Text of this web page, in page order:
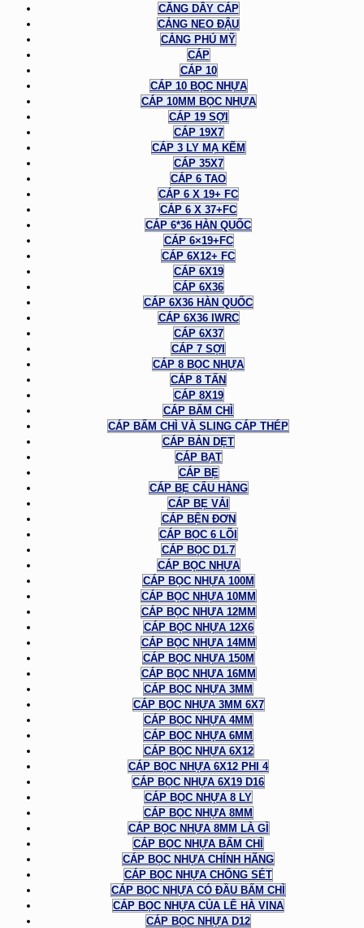
CĂNG DÂY CÁP
CẢNG NEO ĐẬU
CẢNG PHÚ MỸ
CÁP
CÁP 10
CÁP 10 BỌC NHỰA
CÁP 10MM BỌC NHỰA
CÁP 19 SỢI
CÁP 19X7
CÁP 3 LY MẠ KẼM
CÁP 35X7
CÁP 6 TAO
CÁP 6 X 19+ FC
CÁP 6 X 37+FC
CÁP 6*36 HÀN QUỐC
CÁP 6×19+FC
CÁP 6X12+ FC
CÁP 6X19
CÁP 6X36
CÁP 6X36 HÀN QUỐC
CÁP 6X36 IWRC
CÁP 6X37
CÁP 7 SỢI
CÁP 8 BỌC NHỰA
CÁP 8 TẤN
CÁP 8X19
CÁP BẤM CHÌ
CÁP BẤM CHÌ VÀ SLING CÁP THÉP
CÁP BẢN DẸT
CÁP BẠT
CÁP BẸ
CÁP BẸ CẨU HÀNG
CÁP BẸ VẢI
CÁP BỆN ĐƠN
CÁP BỌC 6 LÕI
CÁP BỌC D1.7
CÁP BỌC NHỰA
CÁP BỌC NHỰA 100M
CÁP BỌC NHỰA 10MM
CÁP BỌC NHỰA 12MM
CÁP BỌC NHỰA 12X6
CÁP BỌC NHỰA 14MM
CÁP BỌC NHỰA 150M
CÁP BỌC NHỰA 16MM
CÁP BỌC NHỰA 3MM
CÁP BỌC NHỰA 3MM 6X7
CÁP BỌC NHỰA 4MM
CÁP BỌC NHỰA 6MM
CÁP BỌC NHỰA 6X12
CÁP BỌC NHỰA 6X12 PHI 4
CÁP BỌC NHỰA 6X19 D16
CÁP BỌC NHỰA 8 LY
CÁP BỌC NHỰA 8MM
CÁP BỌC NHỰA 8MM LÀ GÌ
CÁP BỌC NHỰA BẤM CHÌ
CÁP BỌC NHỰA CHÍNH HÃNG
CÁP BỌC NHỰA CHỐNG SÉT
CÁP BỌC NHỰA CÓ ĐẦU BẤM CHÌ
CÁP BỌC NHỰA CỦA LÊ HÀ VINA
CÁP BỌC NHỰA D12